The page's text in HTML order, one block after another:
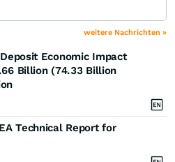
weitere Nachrichten »
Economic Impact
Billion (74.33 Billion
Technical Report for